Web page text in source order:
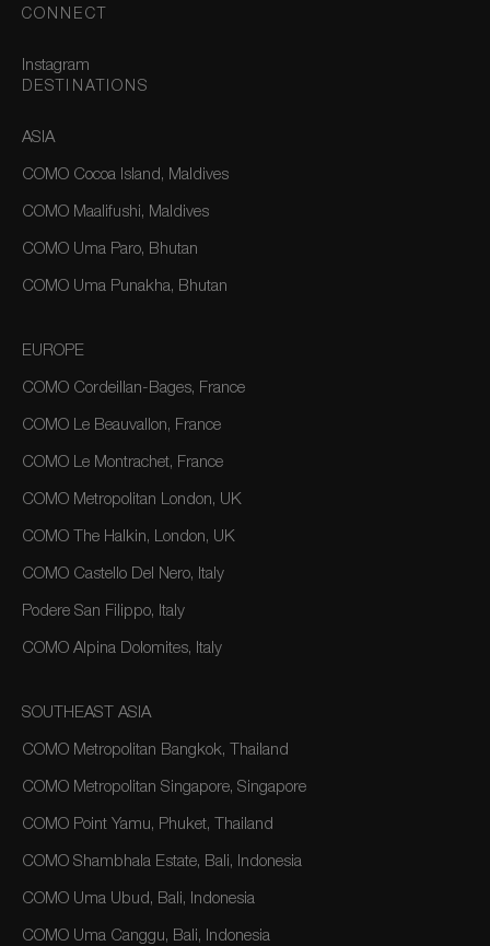
CONNECT
Instagram
DESTINATIONS
ASIA
COMO Cocoa Island, Maldives
COMO Maalifushi, Maldives
COMO Uma Paro, Bhutan
COMO Uma Punakha, Bhutan
EUROPE
COMO Cordeillan-Bages, France
COMO Le Beauvallon, France
COMO Le Montrachet, France
COMO Metropolitan London, UK
COMO The Halkin, London, UK
COMO Castello Del Nero, Italy
Podere San Filippo, Italy
COMO Alpina Dolomites, Italy
SOUTHEAST ASIA
COMO Metropolitan Bangkok, Thailand
COMO Metropolitan Singapore, Singapore
COMO Point Yamu, Phuket, Thailand
COMO Shambhala Estate, Bali, Indonesia
COMO Uma Ubud, Bali, Indonesia
COMO Uma Canggu, Bali, Indonesia